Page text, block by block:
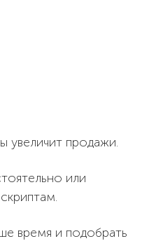
увеличит продажи.
или
время и подобрать